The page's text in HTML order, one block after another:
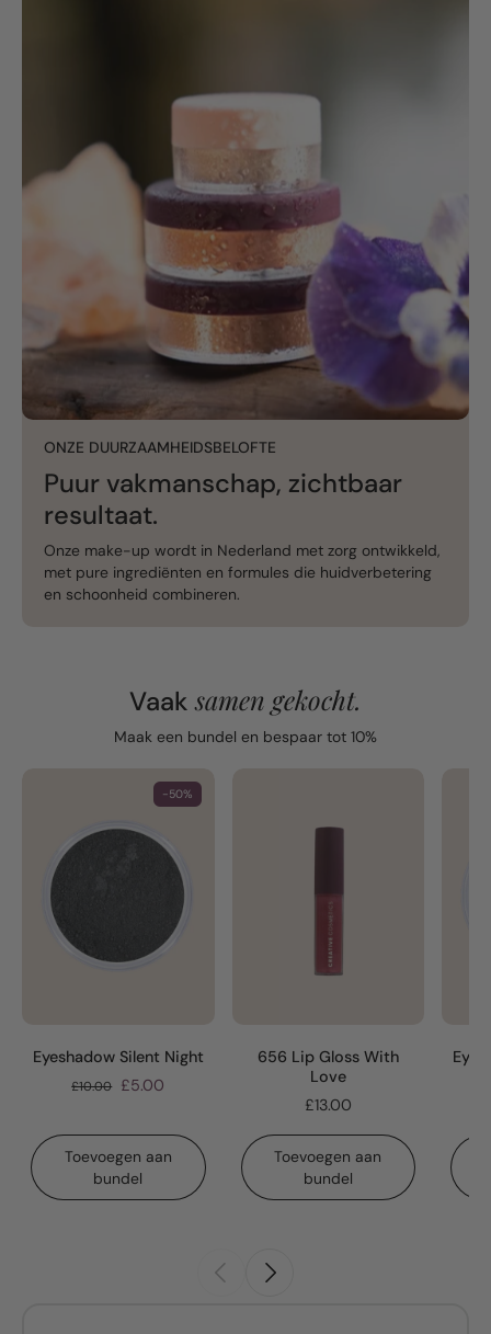
ONZE DUURZAAMHEIDSBELOFTE
Puur vakmanschap, zichtbaar
resultaat.
Onze make-up wordt in Nederland met zorg ontwikkeld,
met pure ingrediënten en formules die huidverbetering
en schoonheid combineren.
Vaaksamen gekocht.
Maak een bundel en bespaar tot 10%
-50%
Eyeshadow Silent Night
£10.00 £5.00
Toevoegen aan
bundel
656 Lip Gloss With
Love
£13.00
Toevoegen aan
bundel